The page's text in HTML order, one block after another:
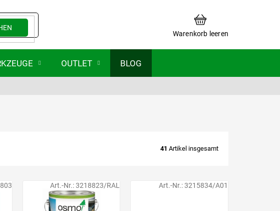
WARENKORB
Warenkorb leeren
OUTLET BLOG
41 Artikel insgesamt
Art.-Nr.:3218823/RAL Art.-Nr.:3215834/A01